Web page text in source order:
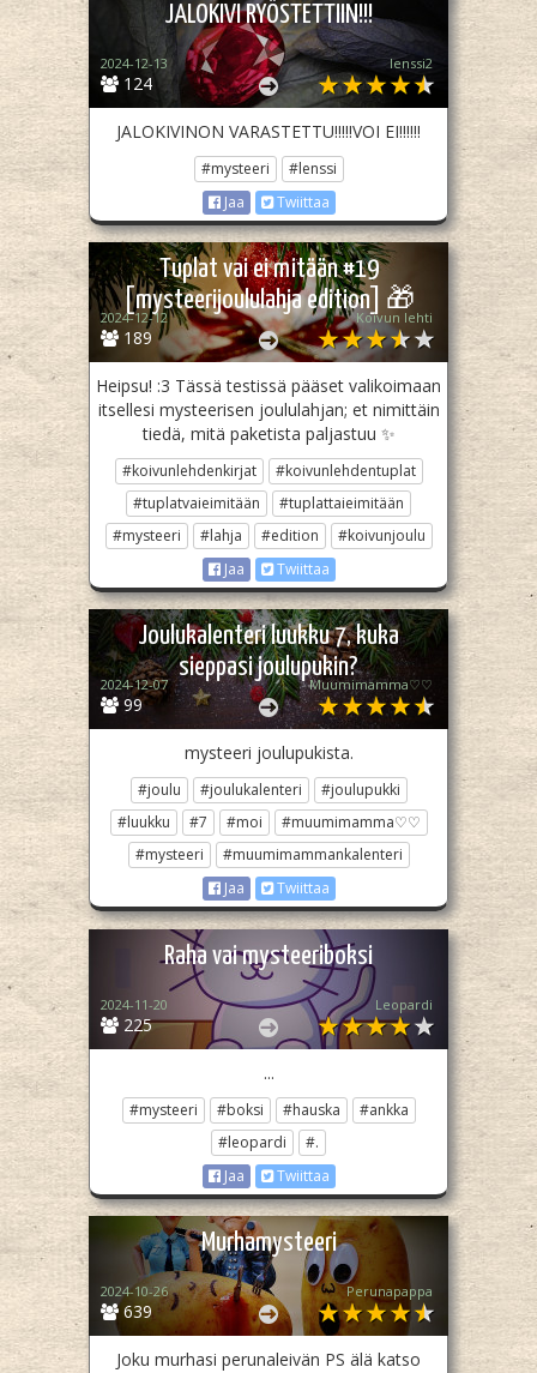
JALOKIVI RYÖSTETTIIN!!!
124
2024-12-13 lenssi2
JALOKIVINON VARASTETTU!!!!!VOI EI!!!!!!
#mysteeri
#lenssi
Jaa
Twiittaa
Tuplat vai ei mitään #19
[mysteerijoululahja edition] 🎁
189
2024-12-12 Koivun lehti
Heipsu! :3 Tässä testissä pääset valikoimaan
itsellesi mysteerisen joululahjan; et nimittäin
tiedä, mitä paketista paljastuu ✨
#koivunlehdenkirjat
#koivunlehdentuplat
#tuplatvaieimitään
#tuplattaieimitään
#mysteeri
#lahja #edition
#koivunjoulu
Jaa
Twiittaa
Joulukalenteri luukku 7, kuka
sieppasi joulupukin?
99
2024-12-07 Muumimamma♡♡
mysteeri joulupukista.
#joulu #joulukalenteri
#joulupukki
#luukku
#7 #moi
#muumimamma♡♡
#mysteeri
#muumimammankalenteri
Jaa
Twiittaa
Raha vai mysteeriboksi
225
2024-11-20 Leopardi
...
#mysteeri #boksi #hauska
#ankka
#leopardi
#.
Jaa
Twiittaa
Murhamysteeri
639
2024-10-26 Perunapappa
Joku murhasi perunaleivän PS älä katso